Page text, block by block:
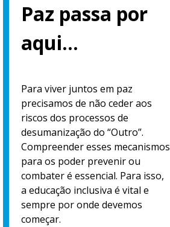
Paz passa por
aqui…
Para viver juntos em paz
precisamos de não ceder aos
riscos dos processos de
desumanização do “Outro”.
Compreender esses mecanismos
para os poder prevenir ou
combater é essencial. Para isso,
a educação inclusiva é vital e
sempre por onde devemos
começar.